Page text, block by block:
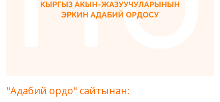
"Адабий ордо" сайтынан: